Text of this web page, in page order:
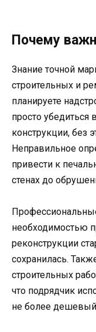
Почему
Знание точной
строительных и
планируете
просто
конструкции, без
Неправильное
привести к
стенах до
необходимостью
реконструкции
сохранилась.
строительных
что подрядчик
не более дешевый